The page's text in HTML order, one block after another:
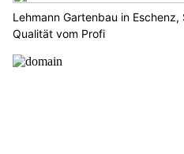
Lehmann Gartenbau in
Qualität vom Profi